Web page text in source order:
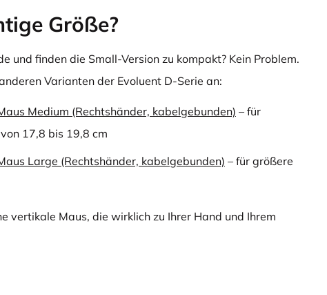
Größe?
und finden die Small-Version zu kompakt? Kein Problem.
Varianten der Evoluent D-Serie an:
Medium (Rechtshänder, kabelgebunden) – für
17,8 bis 19,8 cm
Large (Rechtshänder, kabelgebunden) – für größere
vertikale Maus, die wirklich zu Ihrer Hand und Ihrem